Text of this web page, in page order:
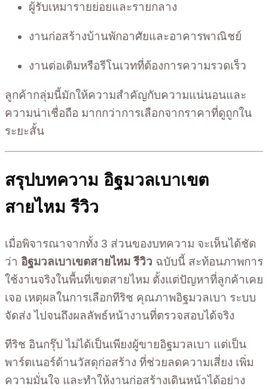
ผู้รับเหมารายย่อยและรายกลาง
งานก่อสร้างบ้านพักอาศัยและอาคารพาณิชย์
งานต่อเติมหรือรีโนเวทที่ต้องการความรวดเร็ว
ลูกค้ากลุ่มนี้มักให้ความสำคัญกับความแน่นอนและ
ความน่าเชื่อถือ มากกว่าการเลือกจากราคาที่ดูถูกใน
ระยะสั้น
สรุปบทความ อิฐมวลเบาเขต
สายไหม รีวิว
เมื่อพิจารณาจากทั้ง 3 ส่วนของบทความ จะเห็นได้ชัด
ว่า อิฐมวลเบาเขตสายไหม รีวิว ฉบับนี้ สะท้อนภาพการ
ใช้งานจริงในพื้นที่เขตสายไหม ตั้งแต่ปัญหาที่ลูกค้าเคย
เจอ เหตุผลในการเลือกทีริช คุณภาพอิฐมวลเบา ระบบ
จัดส่ง ไปจนถึงผลลัพธ์หน้างานที่ตรวจสอบได้จริง
ทีริช อินกรุ๊ป ไม่ได้เป็นเพียงผู้ขายอิฐมวลเบา แต่เป็น
พาร์ตเนอร์ด้านวัสดุก่อสร้าง ที่ช่วยลดความเสี่ยง เพิ่ม
ความมั่นใจ และทำให้งานก่อสร้างเดินหน้าได้อย่าง